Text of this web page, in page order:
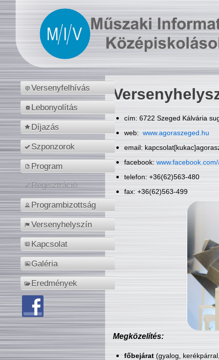
Versenyfelhívás
Lebonyolítás
Díjazás
Szponzorok
Program
Regisztráció
Programbizottság
Versenyhelyszín
Kapcsolat
Galéria
Eredmények
cím: 6722 Szeged Kálvária
web: www.agoraszeged.hu
email:
facebook:
telefon: +36(62)563-480
fax: +36(62)563-499
Megközelítés:
főbejárat(gyalog,